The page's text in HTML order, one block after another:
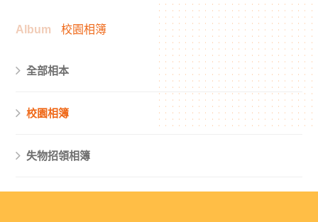
Album 校園相簿
全部相本
校園相簿
失物招領相簿